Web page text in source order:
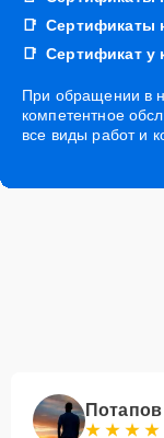
Сертификаты
Сертификат у
При обращении в
компетентное
все виды работ и